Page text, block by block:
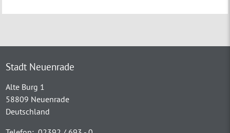
Stadt Neuenrade
Alte Burg 1
58809 Neuenrade
Deutschland